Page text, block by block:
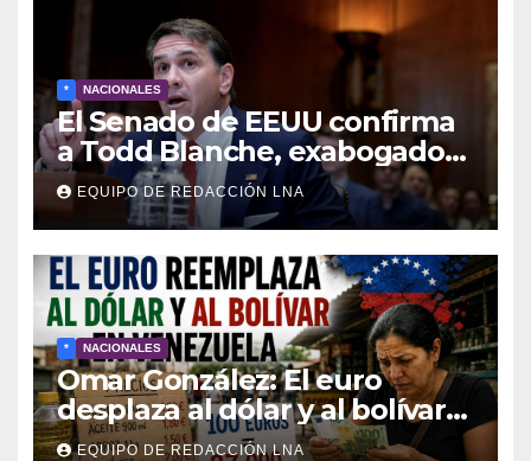
* NACIONALES
El Senado de EEUU confirma
a Todd Blanche, exabogado
de Trump, como fiscal
general
EQUIPO DE REDACCIÓN LNA
* NACIONALES
Omar González: El euro
desplaza al dólar y al bolívar
en medio del caos económico
EQUIPO DE REDACCIÓN LNA